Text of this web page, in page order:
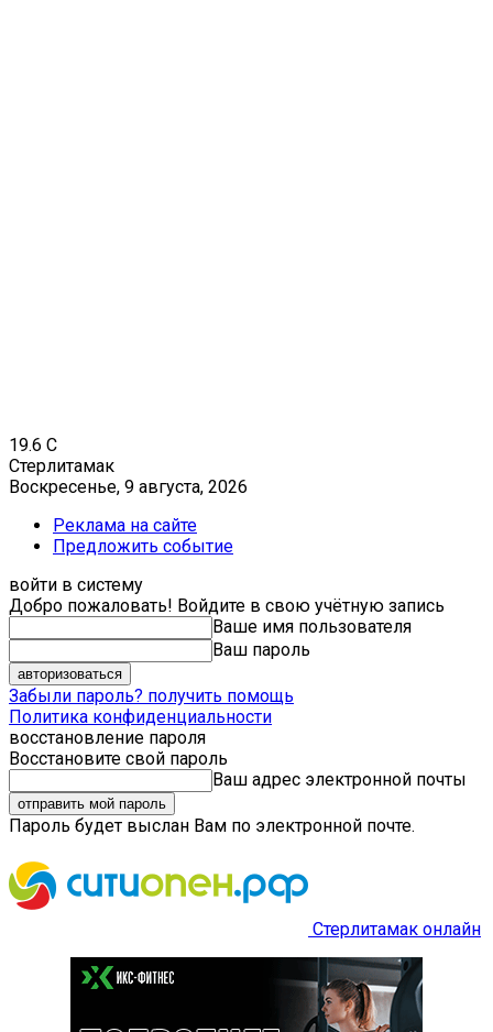
19.6 C
Стерлитамак
Воскресенье, 9 августа, 2026
Реклама на сайте
Предложить событие
войти в систему
Добро пожаловать! Войдите в свою учётную запись
Ваше имя пользователя
Ваш пароль
Забыли пароль? получить помощь
Политика конфиденциальности
восстановление пароля
Восстановите свой пароль
Ваш адрес электронной почты
Пароль будет выслан Вам по электронной почте.
Стерлитамак онлайн